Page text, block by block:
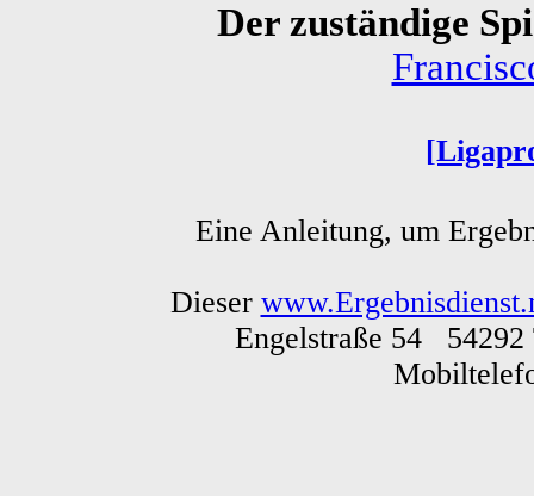
Der zuständige
Eine Anleitung, um
Dieser
Engelstraße 54